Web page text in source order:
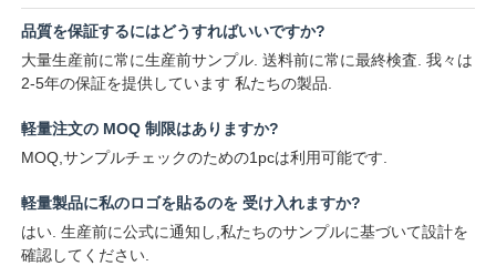
品質を保証するにはどうすればいいですか?
大量生産前に常に生産前サンプル. 送料前に常に最終検査. 我々は
2-5年の保証を提供しています 私たちの製品.
軽量注文の MOQ 制限はありますか?
MOQ,サンプルチェックのための1pcは利用可能です.
軽量製品に私のロゴを貼るのを 受け入れますか?
はい. 生産前に公式に通知し,私たちのサンプルに基づいて設計を
確認してください.